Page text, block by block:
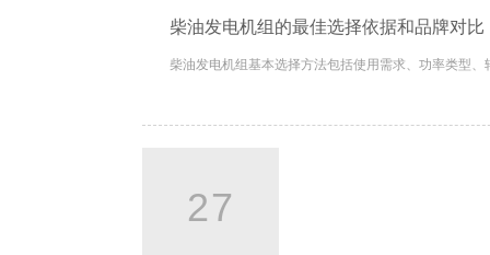
柴油发电机组的最佳选择依据和品牌对比
柴油发电机组基本选择方法包括使用需求、功率类型
27